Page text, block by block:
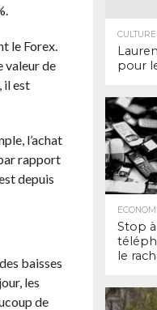
le Forex.
valeur de
il est
l’achat
rapport
depuis
baisses
les
de
CULTURE
pour
Stop
le